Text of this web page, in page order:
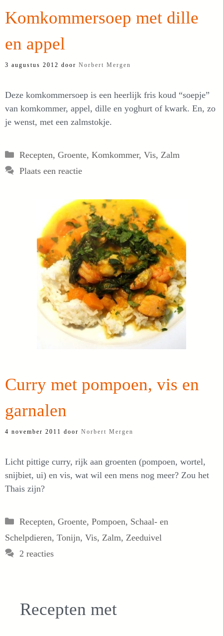
Komkommersoep met dille
en appel
3 augustus 2012 door Norbert Mergen
Deze komkommersoep is een heerlijk fris koud “soepje”
van komkommer, appel, dille en yoghurt of kwark. En, zo
je wenst, met een zalmstokje.
Categorieën
Recepten, Groente, Komkommer, Vis, Zalm
Plaats een reactie
Curry met pompoen, vis en
garnalen
4 november 2011 door Norbert Mergen
Licht pittige curry, rijk aan groenten (pompoen, wortel,
snijbiet, ui) en vis, wat wil een mens nog meer? Zou het
Thais zijn?
Categorieën
Recepten, Groente, Pompoen, Schaal- en
Schelpdieren, Tonijn, Vis, Zalm, Zeeduivel
2 reacties
Recepten met